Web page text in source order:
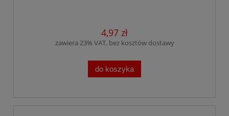
4,97 zł
zawiera 23% VAT, bez kosztów dostawy
do koszyka